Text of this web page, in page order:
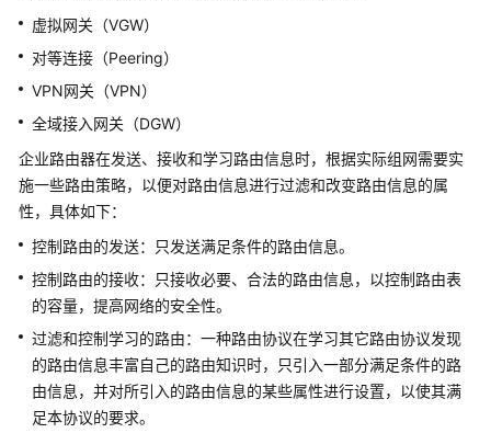
路
由
策
概
述
创
路
由
策
将
路
由
虚拟网关（VGW）
对等连接（Peering）
VPN网关（VPN）
全域接入网关（DGW）
企业路由器在发送、接收和学习路由信息时，根据实际组网需要实
施一些路由策略，以便对路由信息进行过滤和改变路由信息的属
性，具体如下：
控制路由的发送：只发送满足条件的路由信息。
控制路由的接收：只接收必要、合法的路由信息，以控制路由表
的容量，提高网络的安全性。
过滤和控制学习的路由：一种路由协议在学习其它路由协议发现
的路由信息丰富自己的路由知识时，只引入一部分满足条件的路
由信息，并对所引入的路由信息的某些属性进行设置，以使其满
足本协议的要求。